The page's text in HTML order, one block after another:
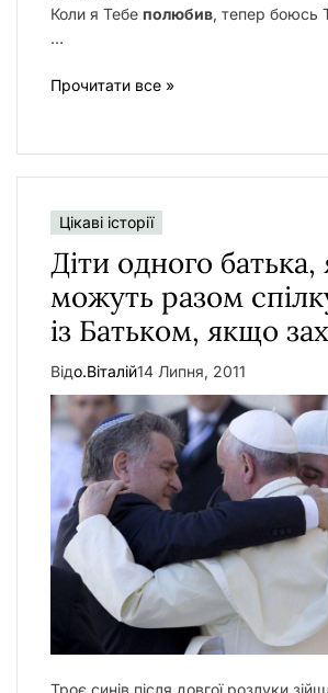
Коли я Тебе полюбив, тепер боюсь
…
Прочитати все »
Цікаві історії
Діти одного батька,
можуть разом
із Батьком, якщо
Відо.Віталій14 Липня, 2011